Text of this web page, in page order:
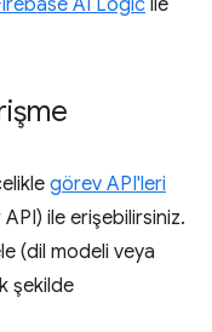
görev API'leri
ile erişebilirsiniz.
(dil modeli veya
şekilde